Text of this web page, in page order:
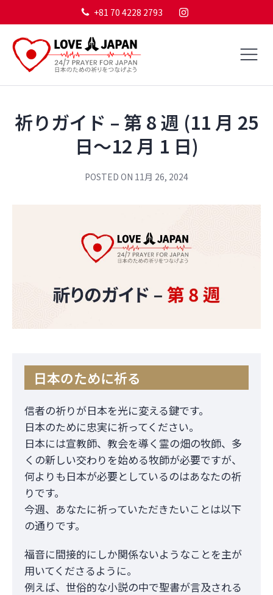
+81 70 4228 2793
祈りガイド – 第 8 週 (11 月 25
日～12 月 1 日)
POSTED ON 11月 26, 2024
日本のために祈る
信者の祈りが日本を光に変える鍵です。
日本のために忠実に祈ってください。
日本には宣教師、教会を導く霊の畑の牧師、多
くの新しい交わりを始める牧師が必要ですが、
何よりも日本が必要としているのはあなたの祈
りです。
今週、あなたに祈っていただきたいことは以下
の通りです。
福音に間接的にしか関係ないようなことを主が
用いてくださるように。
例えば、世俗的な小説の中で聖書が言及される